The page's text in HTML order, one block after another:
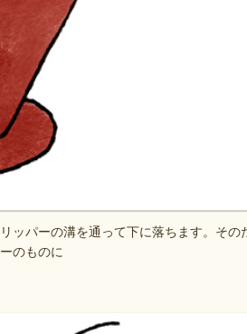
ッパーの溝を通って下に落ちます。その
のものに